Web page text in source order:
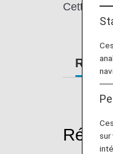
Cette